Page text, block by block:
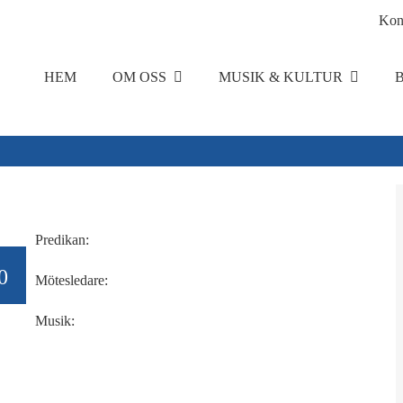
HEM OM OSS MUSIK & KULTUR
Predikan:
Mötesledare:
Musik: